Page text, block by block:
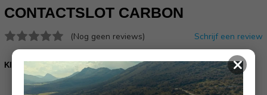
CONTACTSLOT CARBON
(Nog geen reviews) Schrijf een review
Klem bevestiging afdekking contactslot 2x(07148542040):
Bestel de bevestiging klemmen
×